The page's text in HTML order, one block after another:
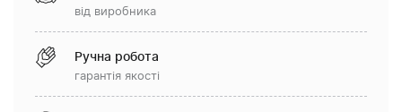
від виробника
Ручна робота
гарантія якості